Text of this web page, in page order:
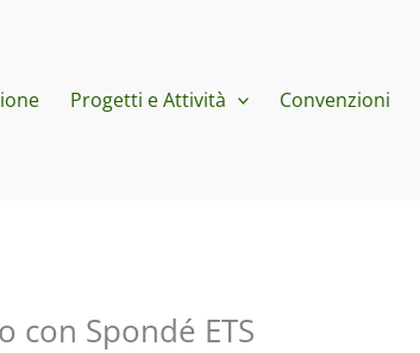
Progetti e Attività Convenzioni
Spondé ETS